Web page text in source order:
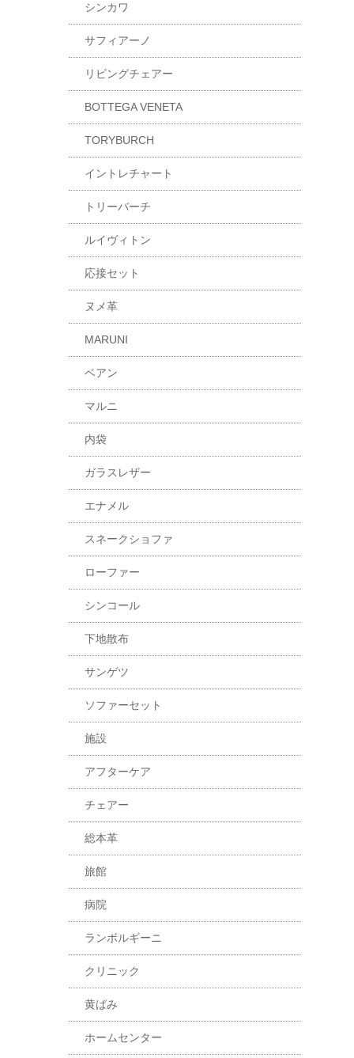
シンカワ
サフィアーノ
リビングチェアー
BOTTEGA VENETA
TORYBURCH
イントレチャート
トリーバーチ
ルイヴィトン
応接セット
ヌメ革
MARUNI
ベアン
マルニ
内袋
ガラスレザー
エナメル
スネークショファ
ローファー
シンコール
下地散布
サンゲツ
ソファーセット
施設
アフターケア
チェアー
総本革
旅館
病院
ランボルギーニ
クリニック
黄ばみ
ホームセンター